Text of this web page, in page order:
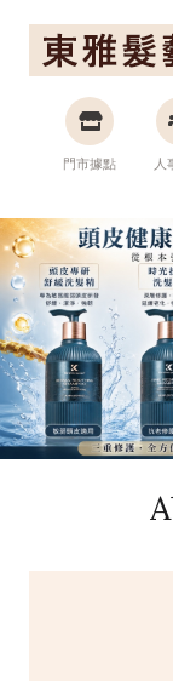
門市據點 人